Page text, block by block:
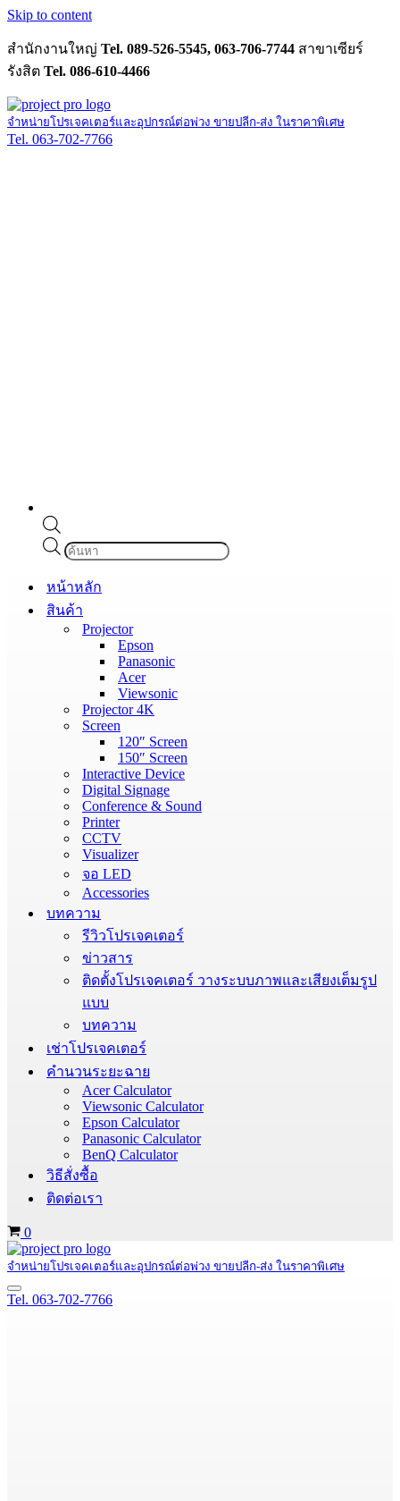
Skip to content
สำนักงานใหญ่ Tel. 089-526-5545, 063-706-7744 สาขาเซียร์
รังสิต Tel. 086-610-4466
จำหน่ายโปรเจคเตอร์และอุปกรณ์ต่อพ่วง ขายปลีก-ส่ง ในราคาพิเศษ
Tel. 063-702-7766
Products
search
หน้าหลัก
สินค้า
Projector
Epson
Panasonic
Acer
Viewsonic
Projector 4K
Screen
120″ Screen
150″ Screen
Interactive Device
Digital Signage
Conference & Sound
Printer
CCTV
Visualizer
จอ LED
Accessories
บทความ
รีวิวโปรเจคเตอร์
ข่าวสาร
ติดตั้งโปรเจคเตอร์ วางระบบภาพและเสียงเต็มรูป
แบบ
บทความ
เช่าโปรเจคเตอร์
คำนวนระยะฉาย
Acer Calculator
Viewsonic Calculator
Epson Calculator
Panasonic Calculator
BenQ Calculator
วิธีสั่งซื้อ
ติดต่อเรา
Cart
0
จำหน่ายโปรเจคเตอร์และอุปกรณ์ต่อพ่วง ขายปลีก-ส่ง ในราคาพิเศษ
Navigation
Menu
Tel. 063-702-7766